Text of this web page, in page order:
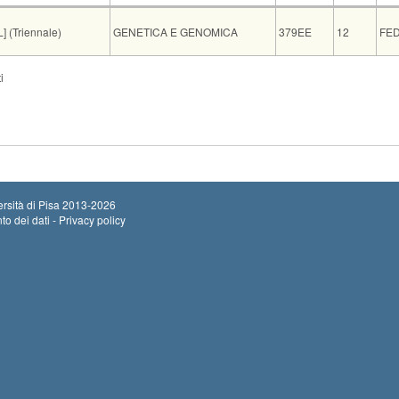
(Triennale) GENETICA E GENOMICA 379EE 12
0
di Pisa 2013-2026
dei dati - Privacy policy